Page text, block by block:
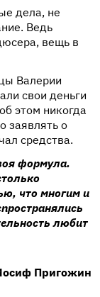
дела, не
Ведь
вещь в
Валерии
свои деньги
этом никогда
заявлять о
средства.
формула.
что многим и
любит
Пригожин